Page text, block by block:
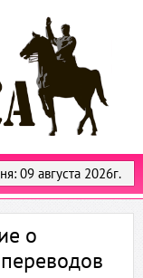
09 августа 2026г.
о